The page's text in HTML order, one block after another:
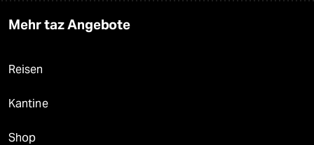
Mehr taz Angebote
Reisen
Kantine
Shop